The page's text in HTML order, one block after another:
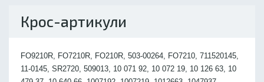
Крос-артикули
FO9210R, FO7210R, FO210R, 503-00264, FO7210, 711520145,
11-0145, SR2720, 509013, 10 071 92, 10 072 19, 10 126 63, 10